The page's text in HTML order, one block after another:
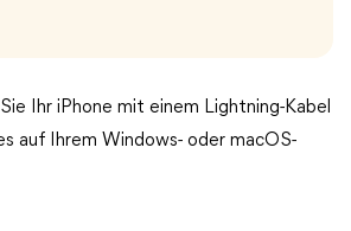
Ihr iPhone mit einem Lightning-Kabel
auf Ihrem Windows- oder macOS-